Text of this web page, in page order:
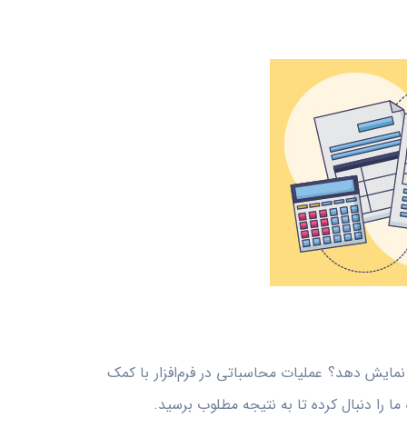
دهد؟ عملیات محاسباتی در فرم‌افزار با کمک
را دنبال کرده تا به نتیجه مطلوب برسید.